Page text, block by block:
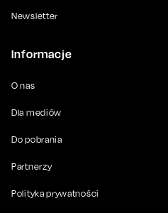
Newsletter
Informacje
O nas
Dla mediów
Do pobrania
Partnerzy
Polityka prywatności